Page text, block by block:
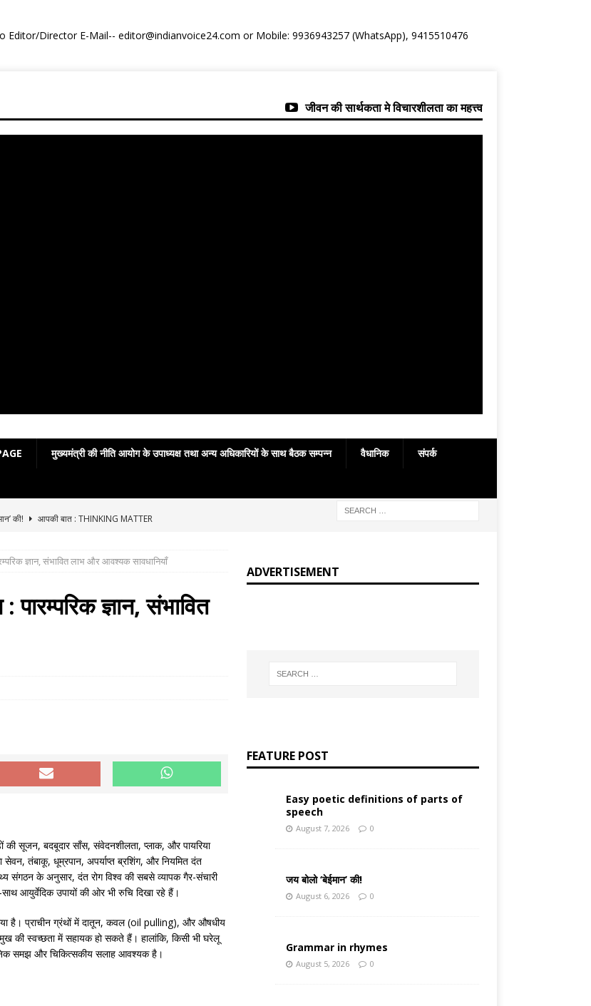
Director E-Mail-- editor@indianvoice24.com or Mobile: 9936943257 (WhatsApp), 9415510476
जीवन की सार्थकता मे विचारशीलता का महत्त्व
मुख्यमंत्री की नीति आयोग के उपाध्यक्ष तथा अन्य अधिकारियों के साथ बैठक सम्पन्न वैधानिक संपर्क
की!
आपकी बात : THINKING MATTER
Poetic Definitions
ENGLISH LITERATURE
Learning English Through Rhyme Introduction
definitions of parts of speech
ज्ञान, संभावित लाभ और आवश्यक सावधानियाँ
ज्ञान, संभावित
सूजन, बदबूदार साँस, संवेदनशीलता, प्लाक, और पायरिया
तंबाकू, धूम्रपान, अपर्याप्त ब्रशिंग, और नियमित दंत
संगठन के अनुसार, दंत रोग विश्व की सबसे व्यापक गैर-संचारी
आयुर्वेदिक उपायों की ओर भी रुचि दिखा रहे हैं।
है। प्राचीन ग्रंथों में दातून, कवल (oil pulling), और औषधीय
की स्वच्छता में सहायक हो सकते हैं। हालांकि, किसी भी घरेलू
समझ और चिकित्सकीय सलाह आवश्यक है।
ADVERTISEMENT
FEATURE POST
Easy poetic definitions of parts of
speech
August 7, 2026 0
जय बोलो ‘बेईमान’ की!
August 6, 2026 0
Grammar in rhymes
August 5, 2026 0